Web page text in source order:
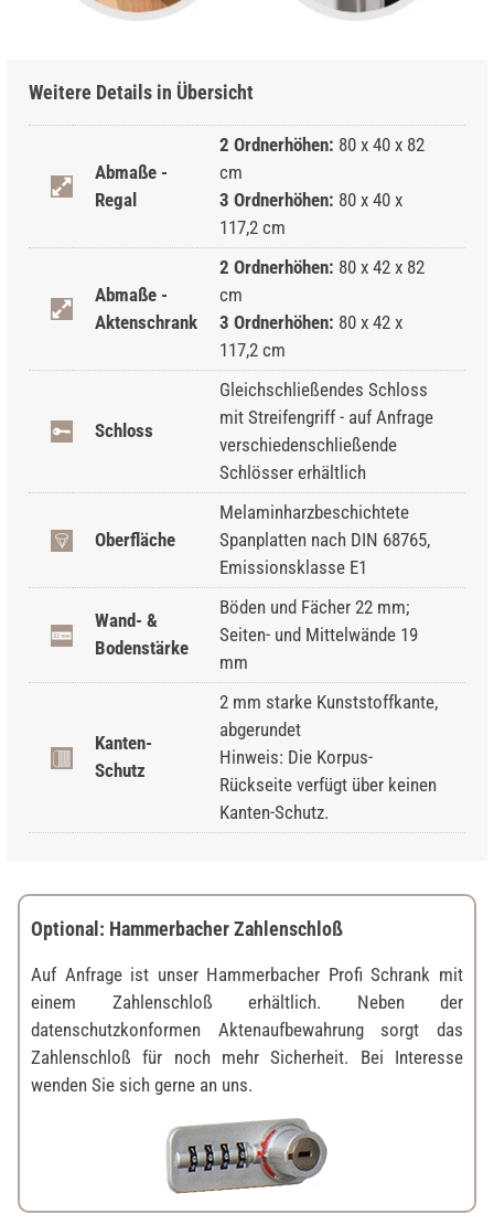
Weitere Details in Übersicht
Abmaße -
Regal
2 Ordnerhöhen: 80 x 40 x 82
cm
3 Ordnerhöhen: 80 x 40 x
117,2 cm
Abmaße -
Aktenschrank
2 Ordnerhöhen: 80 x 42 x 82
cm
3 Ordnerhöhen: 80 x 42 x
117,2 cm
Schloss
Gleichschließendes Schloss
mit Streifengriff - auf Anfrage
verschiedenschließende
Schlösser erhältlich
Oberfläche
Melaminharzbeschichtete
Spanplatten nach DIN 68765,
Emissionsklasse E1
Wand- &
Bodenstärke
Böden und Fächer 22 mm;
Seiten- und Mittelwände 19
mm
Kanten-
Schutz
2 mm starke Kunststoffkante,
abgerundet
Hinweis: Die Korpus-
Rückseite verfügt über keinen
Kanten-Schutz.
Optional: Hammerbacher Zahlenschloß
Auf Anfrage ist unser Hammerbacher Profi Schrank mit
einem Zahlenschloß erhältlich. Neben der
datenschutzkonformen Aktenaufbewahrung sorgt das
Zahlenschloß für noch mehr Sicherheit. Bei Interesse
wenden Sie sich gerne an uns.